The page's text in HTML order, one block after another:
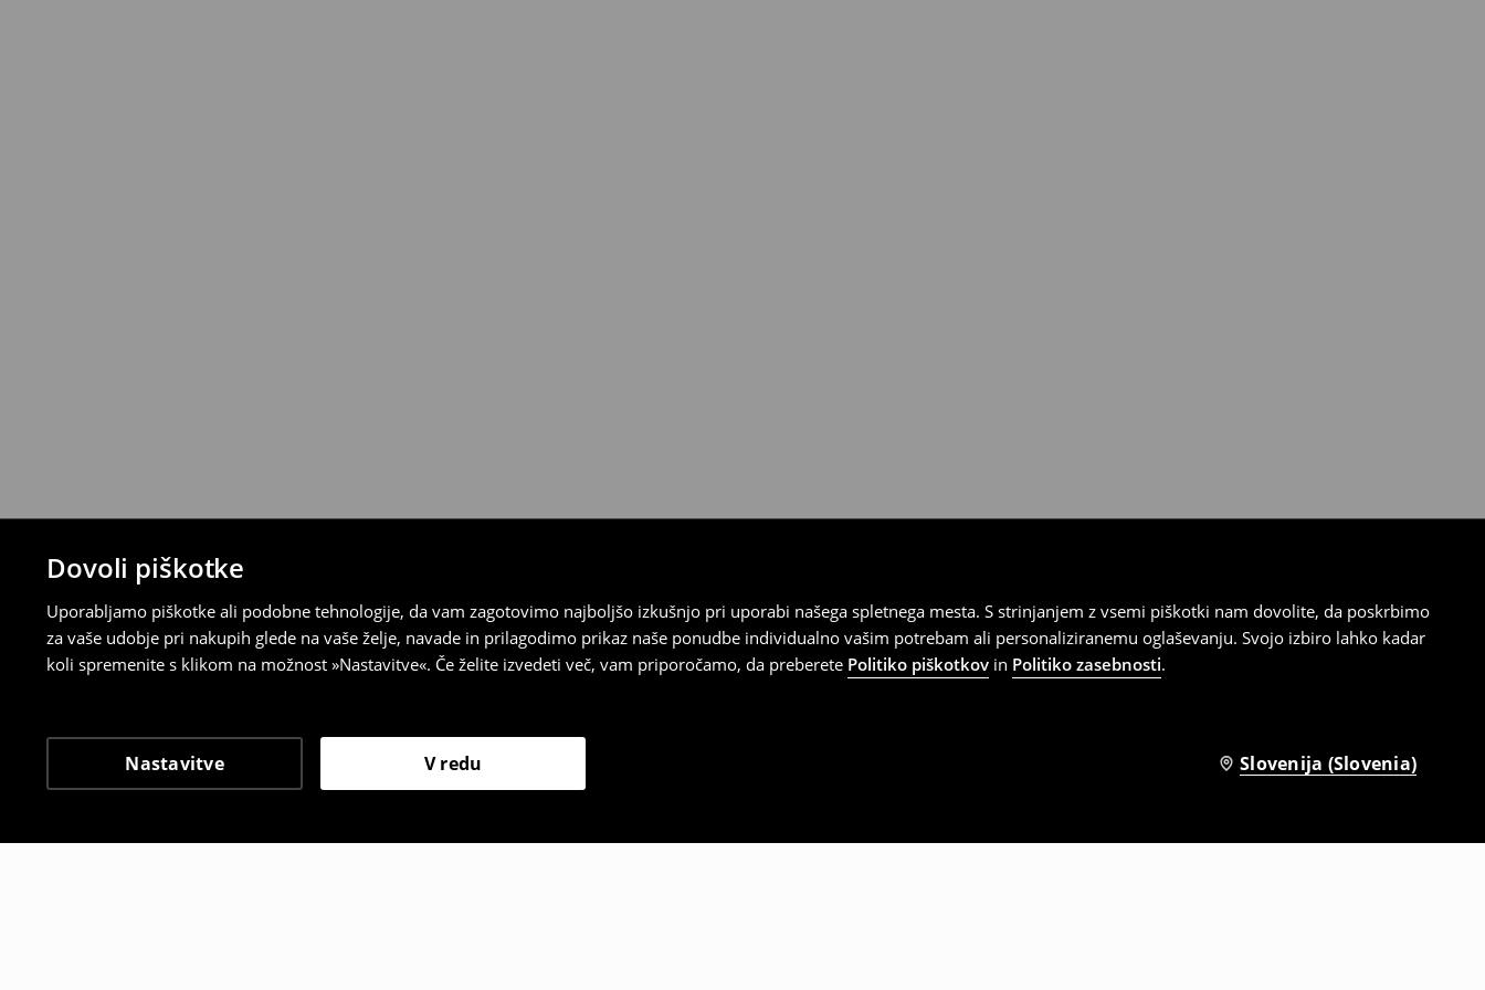
Dovoli piškotke
Uporabljamo piškotke ali podobne tehnologije, da vam zagotovimo najboljšo izkušnjo pri uporabi našega spletnega mesta. S strinjanjem z vsemi piškotki nam dovolite, da poskrbimo
za vaše udobje pri nakupih glede na vaše želje, navade in prilagodimo prikaz naše ponudbe individualno vašim potrebam ali personaliziranemu oglaševanju. Svojo izbiro lahko kadar
koli spremenite s klikom na možnost »Nastavitve«. Če želite izvedeti več, vam priporočamo, da preberete Politiko piškotkov in Politiko zasebnosti.
Nastavitve V redu Slovenija (Slovenia)